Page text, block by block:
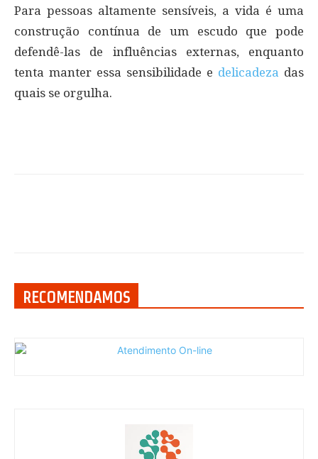
Para pessoas altamente sensíveis, a vida é uma
construção contínua de um escudo que pode
defendê-las de influências externas, enquanto
tenta manter essa sensibilidade e delicadeza das
quais se orgulha.
RECOMENDAMOS